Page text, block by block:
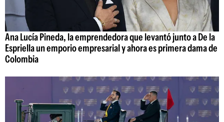
Ana Lucía Pineda, la emprendedora que levantó junto a De la
Espriella un emporio empresarial y ahora es primera dama de
Colombia